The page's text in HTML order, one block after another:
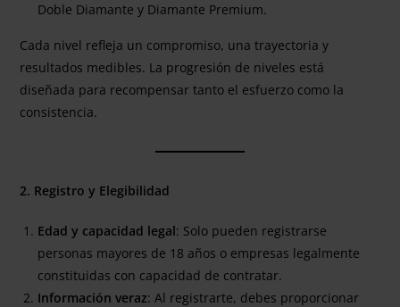
Doble Diamante y Diamante Premium.
Cada nivel refleja un compromiso, una trayectoria y
resultados medibles. La progresión de niveles está
diseñada para recompensar tanto el esfuerzo como la
consistencia.
2. Registro y Elegibilidad
Edad y capacidad legal: Solo pueden registrarse
personas mayores de 18 años o empresas legalmente
constituidas con capacidad de contratar.
Información veraz: Al registrarte, debes proporcionar